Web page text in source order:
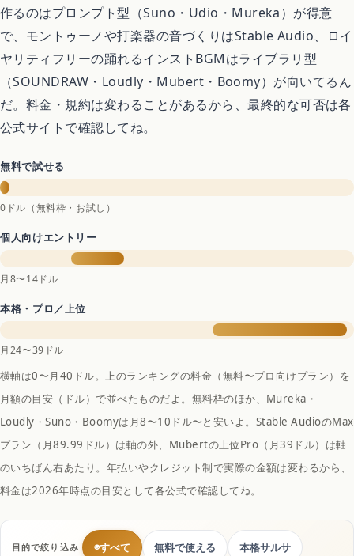
ドライヤー
日焼け止め
シャンプー
作るのはプロンプト型（Suno・Udio・Mureka）が得意
で、モントゥーノや打楽器の音づくりはStable Audio、ロイ
ヤリティフリーの踊れるインストBGMはライブラリ型
（SOUNDRAW・Loudly・Mubert・Boomy）が向いてるん
だ。料金・規約は変わることがあるから、最終的な可否は各
公式サイトで確認してね。
無料で試せる
0ドル（無料枠・お試し）
個人向けエントリー
月8〜14ドル
本格・プロ／上位
月24〜39ドル
横軸は0〜月40ドル。上のランキングの料金（無料〜プロ向けプラン）を
月額の目安（ドル）で並べたものだよ。無料枠のほか、Mureka・
Loudly・Suno・Boomyは月8〜10ドル〜と安いよ。Stable AudioのMax
プラン（月89.99ドル）は軸の外、Mubertの上位Pro（月39ドル）は軸
のいちばん右あたり。年払いやクレジット制で実際の金額は変わるから、
料金は2026年時点の目安として各公式で確認してね。
目的で絞り込み ◉すべて 無料で使える 本格サルサ